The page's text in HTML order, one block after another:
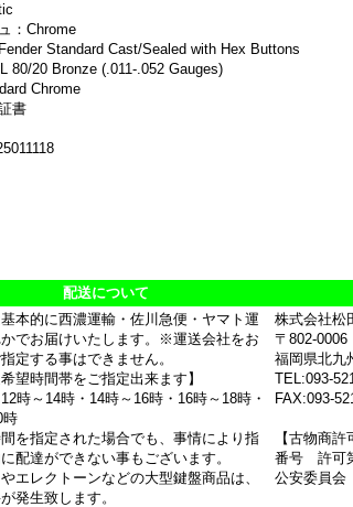
：Chrome
Standard Cast/Sealed with Hex Buttons
80/20 Bronze (.011-.052 Gauges)
Chrome
書
配送について
基本的に西濃運輸・佐川急便・ヤマト運
でお届けいたします。※運送会社をお
定する事はできません。
望時間帯をご指定出来ます】
時～14時・14時～16時・16時～18時・
時
を指定された場合でも、事情により指
配達ができない事もございます。
やエレクトーンなどの大型鍵盤商品は、
発生致します。
株式会社松
〒802-0006
福岡県北九
TEL:093-
FAX:093-
【古物商許
番号 許可
公安委員